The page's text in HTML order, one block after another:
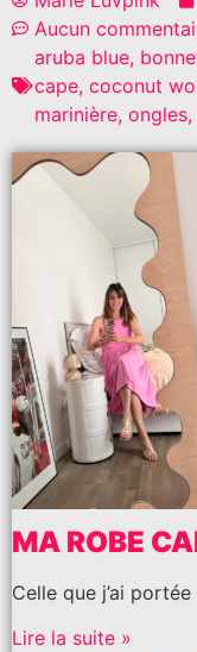
Aucun
aruba blue,
cape, coconut
marinière, ongles,
MA ROBE
Celle que j’ai
Lire la suite »